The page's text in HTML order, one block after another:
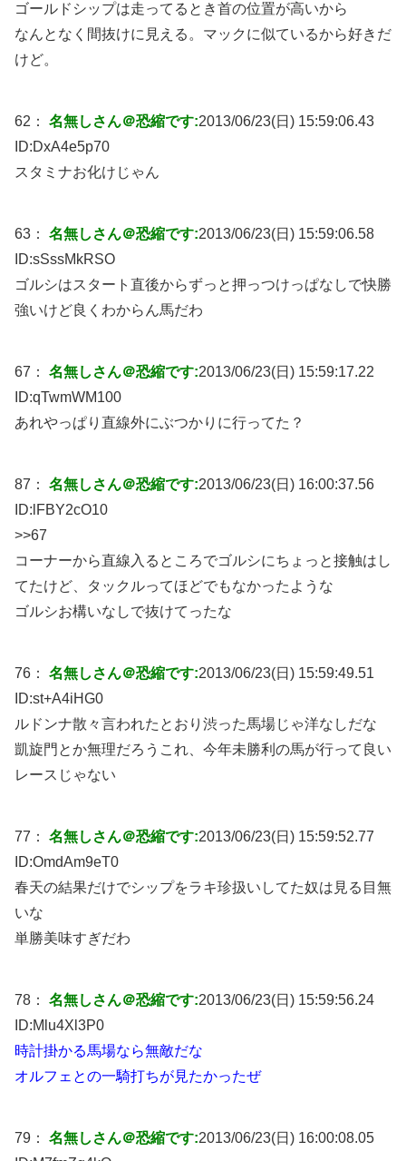
ゴールドシップは走ってるとき首の位置が高いから
なんとなく間抜けに見える。マックに似ているから好きだ
けど。
62： 名無しさん＠恐縮です:2013/06/23(日) 15:59:06.43
ID:DxA4e5p70
スタミナお化けじゃん
63： 名無しさん＠恐縮です:2013/06/23(日) 15:59:06.58
ID:sSssMkRSO
ゴルシはスタート直後からずっと押っつけっぱなしで快勝
強いけど良くわからん馬だわ
67： 名無しさん＠恐縮です:2013/06/23(日) 15:59:17.22
ID:qTwmWM100
あれやっぱり直線外にぶつかりに行ってた？
87： 名無しさん＠恐縮です:2013/06/23(日) 16:00:37.56
ID: lFBY2cO10
>>67
コーナーから直線入るところでゴルシにちょっと接触はし
てたけど、タックルってほどでもなかったような
ゴルシお構いなしで抜けてったな
76： 名無しさん＠恐縮です:2013/06/23(日) 15:59:49.51
ID:st+A4iHG0
ルドンナ散々言われたとおり渋った馬場じゃ洋なしだな
凱旋門とか無理だろうこれ、今年未勝利の馬が行って良い
レースじゃない
77： 名無しさん＠恐縮です:2013/06/23(日) 15:59:52.77
ID:OmdAm9eT0
春天の結果だけでシップをラキ珍扱いしてた奴は見る目無
いな
単勝美味すぎだわ
78： 名無しさん＠恐縮です:2013/06/23(日) 15:59:56.24
ID:Mlu4Xl3P0
時計掛かる馬場なら無敵だな
オルフェとの一騎打ちが見たかったぜ
79： 名無しさん＠恐縮です:2013/06/23(日) 16:00:08.05